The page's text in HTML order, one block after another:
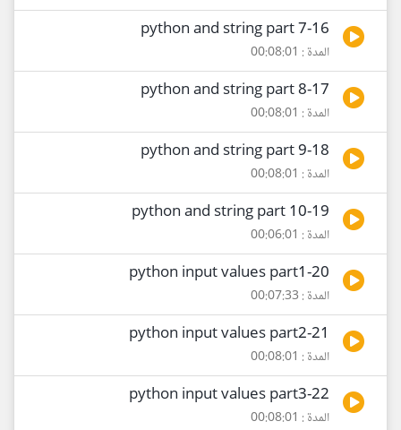
16-python and string part 7
المدة : 00:08:01
17-python and string part 8
المدة : 00:08:01
18-python and string part 9
المدة : 00:08:01
19-python and string part 10
المدة : 00:06:01
20-python input values part1
المدة : 00:07:33
21-python input values part2
المدة : 00:08:01
22-python input values part3
المدة : 00:08:01